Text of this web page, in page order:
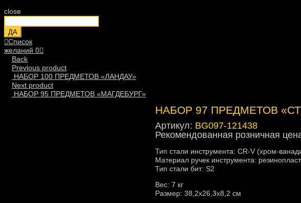
close
ДА
Список
желаний 0
Back
Previous product
НАБОР 100 ПРЕДМЕТОВ «ЛАНДАУ»
Next product
НАБОР 95 ПРЕДМЕТОВ «МАГДЕБУРГ»
НАБОР 97 ПРЕДМЕТОВ
Артикул: BG097-121438
Рекомендованная розничная
Тип стали инструмента: CR-V (хром-
Материал ручек инструмента:
Тип стали бит: S2
Вес: 7 кг
Размер: 38,2х26,3х8,2 см